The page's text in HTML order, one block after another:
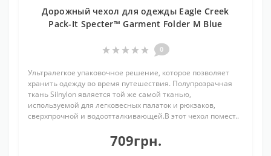
Дорожный чехол для одежды Eagle Creek
Pack-It Specter™ Garment Folder M Blue
0
Ультралегкое упаковочное решение, которое позволяет
хранить одежду во время путешествия. Полупрозрачная
ткань Silnylon является той же самой тканью,
используемой для легковесных палаток и рюкзаков,
сверхпрочной и водоотталкивающей.В этот чехол помест..
709грн.